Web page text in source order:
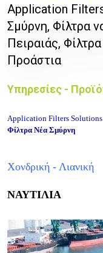
Application
Σμύρνη, Φίλτρα
Πειραιάς,
Προάστια
Υπηρεσίες -
Application Filters Solutions
Φίλτρα Νέα Σμύρνη
Χονδρική - Λιανική
ΝΑΥΤΙΛΙΑ